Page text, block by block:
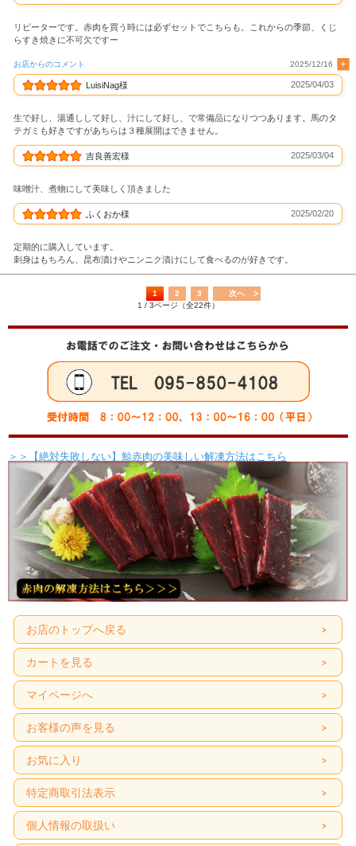
リピーターです。赤肉を買う時には必ずセットでこちらも。これからの季節、くじ
らすき焼きに不可欠ですー
お店からのコメント 2025/12/16
LuisiNag様 2025/04/03
生で好し、湯通しして好し、汁にして好し、で常備品になりつつあります。馬のタ
テガミも好きですがあちらは３種展開はできません。
吉良善宏様 2025/03/04
味噌汁、煮物にして美味しく頂きました
ふくおか様 2025/02/20
定期的に購入しています。
刺身はもちろん、昆布漬けやニンニク漬けにして食べるのが好きです。
1 2 3
次へ
1 / 3ページ（全22件）
＞＞【絶対失敗しない】鯨赤肉の美味しい解凍方法はこちら
お店のトップへ戻る
カートを見る
マイページへ
お客様の声を見る
お気に入り
特定商取引法表示
個人情報の取扱い